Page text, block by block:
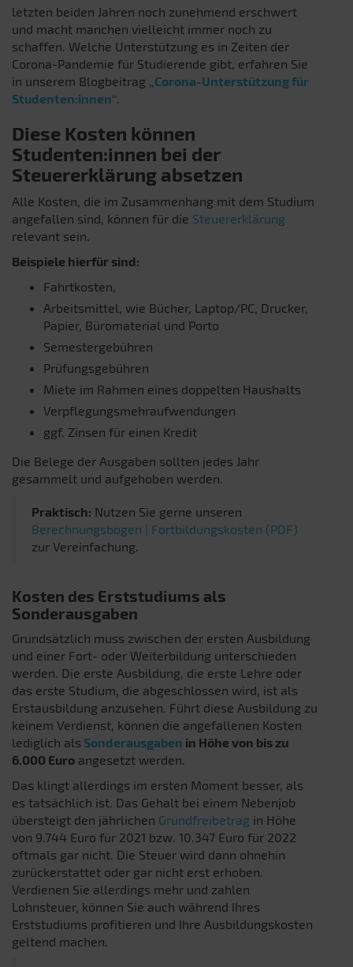
letzten beiden Jahren noch zunehmend erschwert
und macht manchen vielleicht immer noch zu
schaffen. Welche Unterstützung es in Zeiten der
Corona-Pandemie für Studierende gibt, erfahren Sie
in unserem Blogbeitrag
„Corona-Unterstützung für
Studenten:innen“
Diese Kosten können
Studenten:innen bei der
Steuererklärung absetzen
Alle Kosten, die im Zusammenhang mit dem Studium
angefallen sind, können für die Steuererklärung
relevant sein.
Beispiele hierfür sind:
Fahrtkosten,
Arbeitsmittel, wie Bücher, Laptop/PC, Drucker,
Papier, Büromaterial und Porto
Semestergebühren
Prüfungsgebühren
Miete im Rahmen eines doppelten Haushalts
Verpflegungsmehraufwendungen
ggf. Zinsen für einen Kredit
Die Belege der Ausgaben sollten jedes Jahr
gesammelt und aufgehoben werden.
Praktisch: Nutzen Sie gerne unseren
Berechnungsbogen | Fortbildungskosten (PDF)
zur Vereinfachung.
Kosten des Erststudiums als
Sonderausgaben
Grundsätzlich muss zwischen der ersten Ausbildung
und einer Fort- oder Weiterbildung unterschieden
werden. Die erste Ausbildung, die erste Lehre oder
das erste Studium, die abgeschlossen wird, ist als
Erstausbildung anzusehen. Führt diese Ausbildung zu
keinem Verdienst, können die angefallenen Kosten
lediglich als Sonderausgaben in Höhe von bis zu
6.000 Euro angesetzt werden.
Das klingt allerdings im ersten Moment besser, als
es tatsächlich ist. Das Gehalt bei einem Nebenjob
übersteigt den jährlichen Grundfreibetrag in Höhe
von 9.744 Euro für 2021 bzw. 10.347 Euro für 2022
oftmals gar nicht. Die Steuer wird dann ohnehin
zurückerstattet oder gar nicht erst erhoben.
Verdienen Sie allerdings mehr und zahlen
Lohnsteuer, können Sie auch während Ihres
Erststudiums profitieren und Ihre Ausbildungskosten
geltend machen.